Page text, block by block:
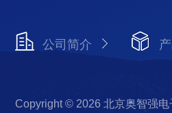
公司简介
Copyright © 2026 北京奥智强